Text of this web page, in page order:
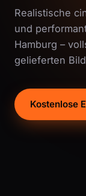
Realistische
und
Hamburg –
gelieferten
Kostenlose